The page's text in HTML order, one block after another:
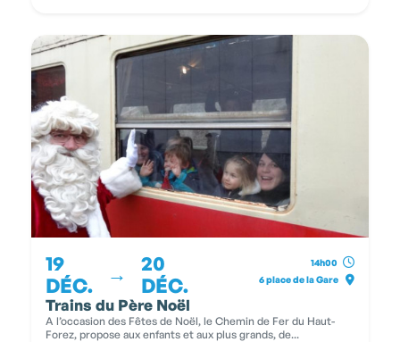
19
DÉC.
→
20
DÉC.
14h00
6 place de la Gare
Trains du Père Noël
A l’occasion des Fêtes de Noël, le Chemin de Fer du Haut-
Forez, propose aux enfants et aux plus grands, de...